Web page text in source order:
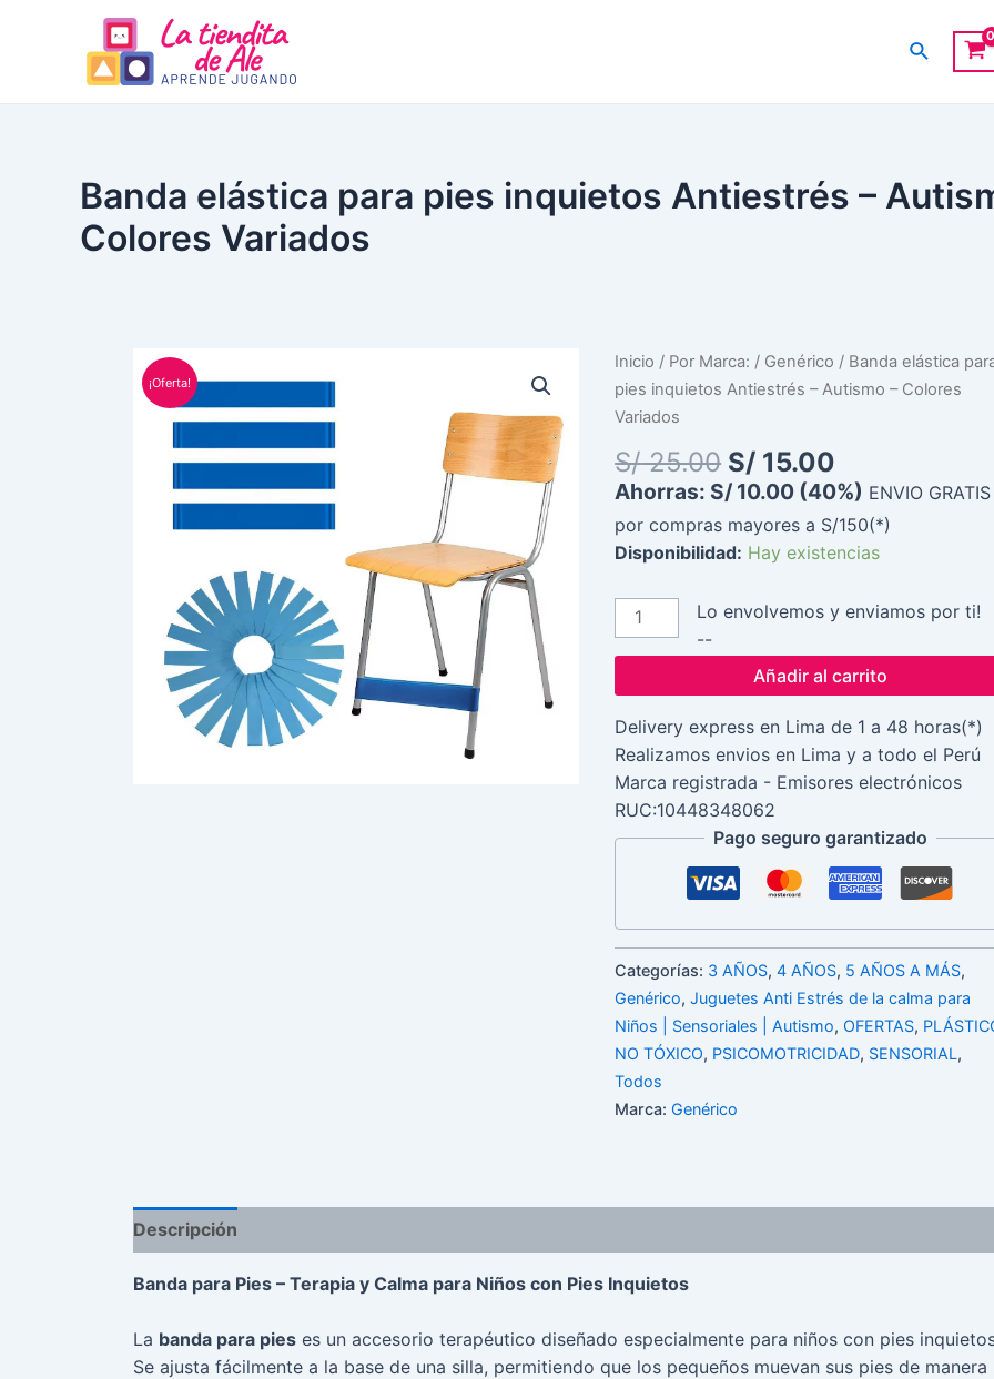
Buscar
Banda elástica para pies inquietos Antiestrés –
Colores Variados
¡Oferta!
Inicio / Por Marca: / Genérico / Banda elástica
pies inquietos Antiestrés – Autismo – Colores
Variados
S/25.00
El
precio
era:
S/ 25.00.
S/ 15.00
El
precio
Ahorras: S/ 10.00 (40%) ENVIO GRATIS
por compras mayores a S/150(*)
Disponibilidad: Hay existencias
Banda
elástica
para
inquietos
Antiestrés
-
Autismo
Colores
Variados
Añadir al carrito
Lo envolvemos y enviamos por ti!
--
Delivery express en Lima de 1 a 48 horas(*)
Realizamos envios en Lima y a todo el Perú
Marca registrada - Emisores electrónicos
RUC:10448348062
Pago seguro garantizado
Categorías: 3 AÑOS,4 AÑOS, 5 AÑOS A MÁS,
Genérico,Juguetes Anti Estrés de la calma para
Niños | Sensoriales | Autismo,OFERTAS,
NO TÓXICO, PSICOMOTRICIDAD, SENSORIAL,
Todos
Marca:Genérico
Descripción
Banda para Pies – Terapia y Calma para Niños con Pies Inquietos
La banda para pies es un accesorio terapéutico diseñado especialmente para niños con pies
Se ajusta fácilmente a la base de una silla, permitiendo que los pequeños muevan sus pies de manera